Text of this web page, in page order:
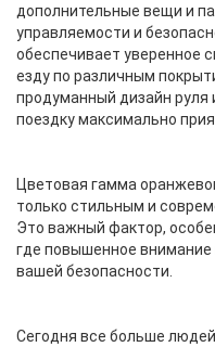
дополнительные вещи и
управляемости и
обеспечивает уверенное
езду по различным
продуманный дизайн
поездку максимально
Цветовая гамма
только стильным и
Это важный фактор,
где повышенное внимание
вашей безопасности.
Сегодня все больше